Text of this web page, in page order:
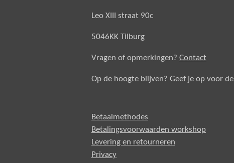
Leo XIII straat 90c
5046KK Tilburg
Vragen of opmerkingen? Contact
Op de hoogte blijven? Geef je op voor de
Betaalmethodes
Betalingsvoorwaarden workshop
Levering en retourneren
Privacy